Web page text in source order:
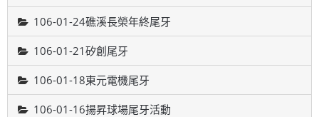
106-01-24礁溪長榮年終尾牙
106-01-21矽創尾牙
106-01-18東元電機尾牙
106-01-16揚昇球場尾牙活動